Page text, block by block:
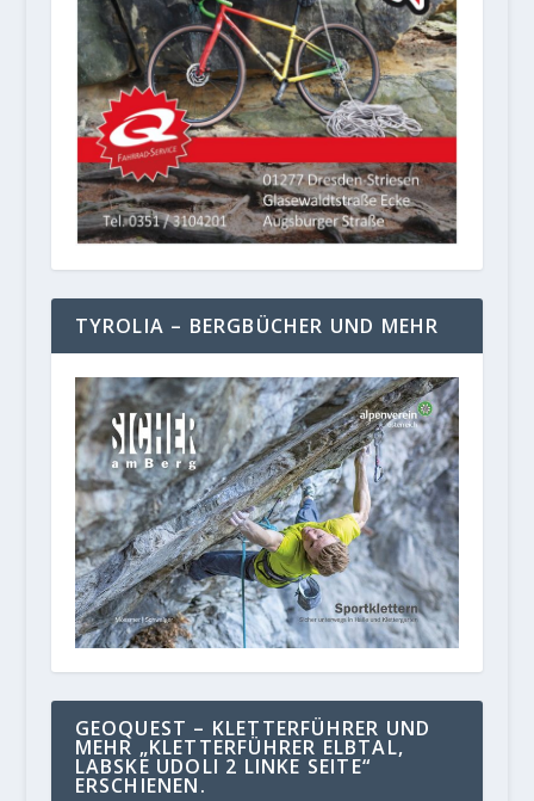
TYROLIA – BERGBÜCHER UND MEHR
GEOQUEST – KLETTERFÜHRER UND
MEHR „KLETTERFÜHRER ELBTAL,
LABSKE UDOLI 2 LINKE SEITE“
ERSCHIENEN.